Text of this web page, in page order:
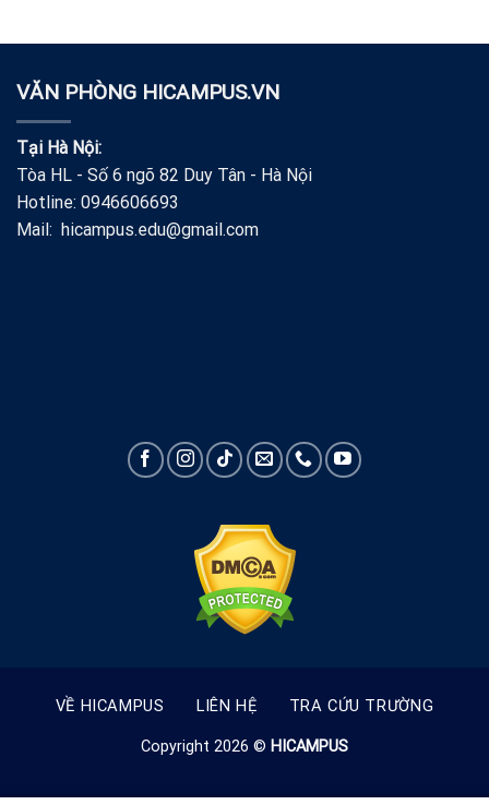
VĂN PHÒNG HICAMPUS.VN
Tại Hà Nội:
Tòa HL - Số 6 ngõ 82 Duy Tân - Hà Nội
Hotline: 0946606693
Mail: hicampus.edu@gmail.com
VỀ HICAMPUS LIÊN HỆ TRA CỨU TRƯỜNG
Copyright 2026 © HICAMPUS